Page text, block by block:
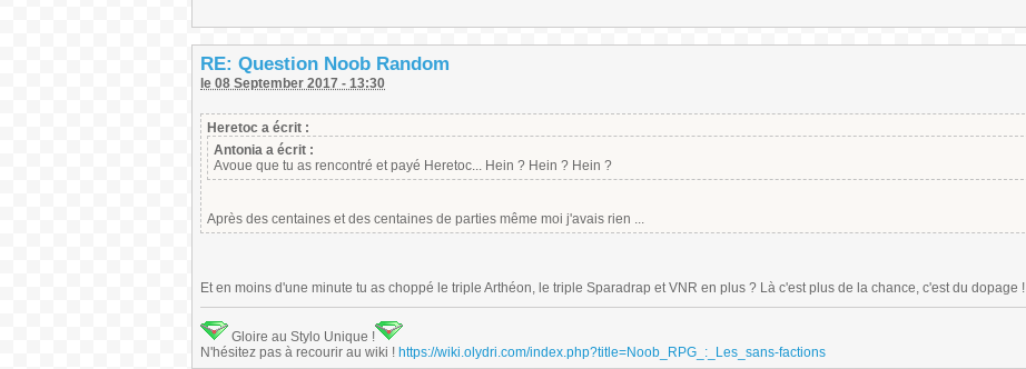
RE: Question Noob Random
le 08 September 2017 - 13:30
Heretoc a écrit :
Antonia a écrit :
Avoue que tu as rencontré et payé Heretoc... Hein ? Hein ? Hein ?
Après des centaines et des centaines de parties même moi j'avais rien ...
Et en moins d'une minute tu as choppé le triple Arthéon, le triple Sparadrap et VNR en plus ? Là c'est plus de la chance, c'est du dopage !
Gloire au Stylo Unique !
N'hésitez pas à recourir au wiki ! https://wiki.olydri.com/index.php?title=Noob_RPG_:_Les_sans-factions